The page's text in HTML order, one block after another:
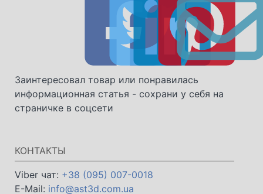
Заинтересовал товар или понравилась
информационная статья - сохрани у себя на
страничке в соцсети
КОНТАКТЫ
Viber чат: +38 (095) 007-0018
E-Mail: info@ast3d.com.ua